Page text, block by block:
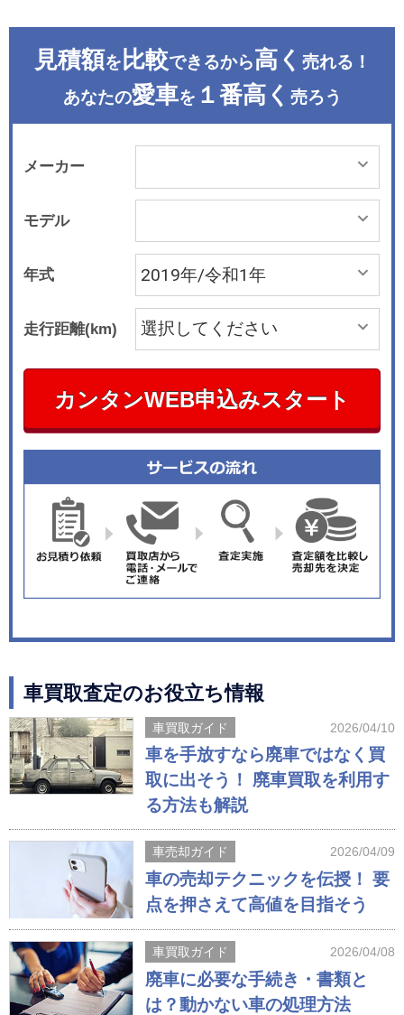
見積額を 比較できるから高く 売れる！
あなたの愛車を １番高く 売ろう
メーカー
モデル
年式
走行距離(km)
カンタンWEB申込みスタート
車買取査定のお役立ち情報
車買取ガイド 2026/04/10
車を手放すなら廃車ではなく買
取に出そう！ 廃車買取を利用す
る方法も解説
車売却ガイド 2026/04/09
車の売却テクニックを伝授！ 要
点を押さえて高値を目指そう
車買取ガイド 2026/04/08
廃車に必要な手続き・書類と
は？動かない車の処理方法